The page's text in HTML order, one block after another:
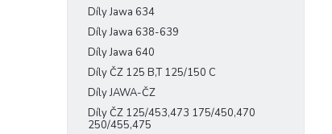
Díly Jawa 634
Díly Jawa 638-639
Díly Jawa 640
Díly ČZ 125 B,T 125/150 C
Díly JAWA-ČZ
Díly ČZ 125/453,473 175/450,470
250/455,475